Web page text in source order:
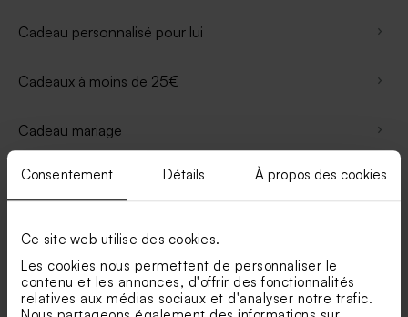
Consentement Détails À propos des cookies
Ce site web utilise des cookies.
Les cookies nous permettent de personnaliser le
contenu et les annonces, d'offrir des fonctionnalités
relatives aux médias sociaux et d'analyser notre trafic.
Cadeau personnalisé pour lui
Cadeaux à moins de 25€
Cadeau mariage
Cadeau annonce grossesse
Cadeau pour garçon